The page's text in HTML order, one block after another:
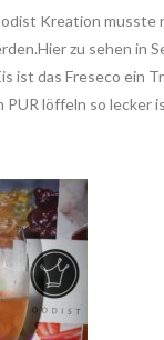
Kreation musste
zu sehen in
ist das Freseco ein
PUR löffeln so lecker